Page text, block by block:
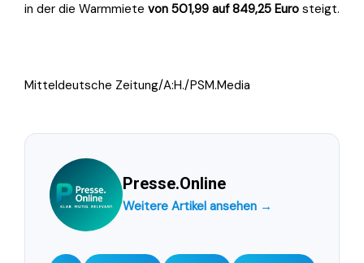
in der die Warmmiete von 501,99 auf 849,25 Euro steigt.
Mitteldeutsche Zeitung/A:H./PSM.Media
Presse.Online
Weitere Artikel ansehen →